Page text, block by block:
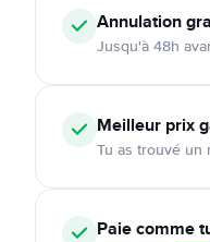
Annulation
Jusqu'à 48h
Meilleur prix
Tu as trouvé un
Paie comme